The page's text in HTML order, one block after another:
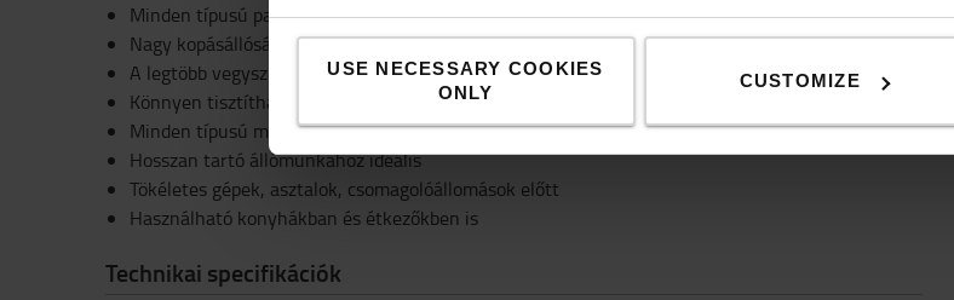
USE NECESSARY COOKIES
ONLY
CUSTOMIZE
Minden típusú padlóburkolaton használható
Nagy kopásállóság
A legtöbb vegyszernek ellenáll
Könnyen tisztítható
Minden típusú munkahelyre alkalmas
Hosszan tartó állómunkához ideális
Tökéletes gépek, asztalok, csomagolóállomások előtt
Használható konyhákban és étkezőkben is
Technikai specifikációk